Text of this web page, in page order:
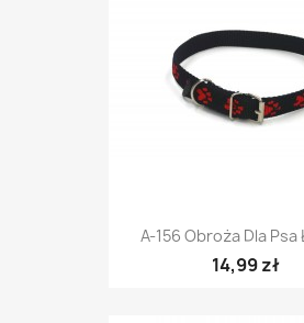
A-156 Obroża Dla Psa
14,99 zł